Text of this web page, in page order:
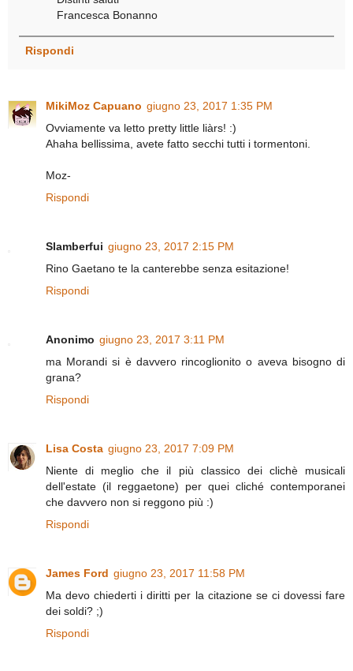
Francesca Bonanno
Rispondi
MikiMoz Capuano giugno 23, 2017 1:35 PM
Ovviamente va letto pretty little liàrs! :)
Ahaha bellissima, avete fatto secchi tutti i tormentoni.
Moz-
Rispondi
Slamberfui giugno 23, 2017 2:15 PM
Rino Gaetano te la canterebbe senza esitazione!
Rispondi
Anonimo giugno 23, 2017 3:11 PM
ma Morandi si è davvero rincoglionito o aveva bisogno di
grana?
Rispondi
Lisa Costa giugno 23, 2017 7:09 PM
Niente di meglio che il più classico dei clichè musicali
dell'estate (il reggaetone) per quei cliché contemporanei
che davvero non si reggono più :)
Rispondi
James Ford giugno 23, 2017 11:58 PM
Ma devo chiederti i diritti per la citazione se ci dovessi fare
dei soldi? ;)
Rispondi